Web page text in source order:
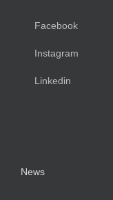
Facebook
Instagram
Linkedin
News